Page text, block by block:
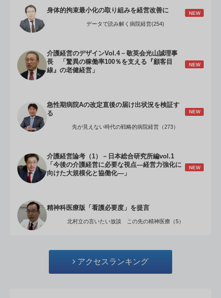
身体的拘束最小化の取り組みを経営改善に NEW
データで読み解く病院経営(254)
介護経営のデザインVol.4－敬英会光山誠理事
長 「驚異の稼働率100％を支える『顧客目
線』の老健経営」
NEW
急性期病院Aの改定直後の届け出状況を検証す
る
NEW
先が見えない時代の戦略的病院経営（273）
介護経営論考（1）－日本総合研究所編vol.1
「今後の介護経営に必要な視点―経営力強化に
向けた大規模化と協働化―」
NEW
精神科医療版「看護必要度」を提言
北村立の言いたい放談 この先の精神医療（5）
アクセスランキング